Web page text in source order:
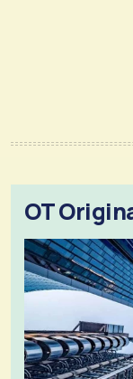
OT